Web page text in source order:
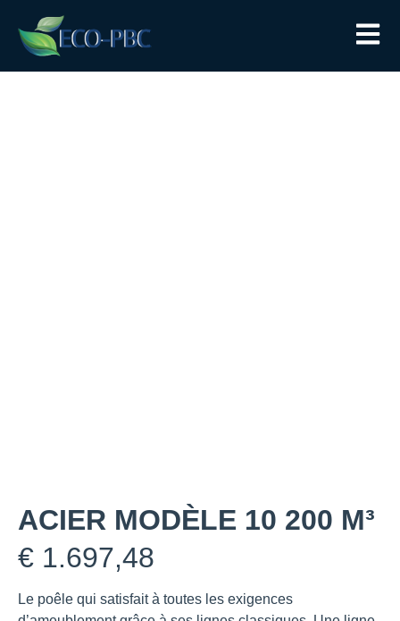
ACIER MODÈLE 10 200 M³
€ 1.697,48
Le poêle qui satisfait à toutes les exigences